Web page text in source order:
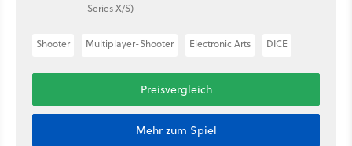
Series X/S)
Shooter Multiplayer-Shooter Electronic Arts DICE
Preisvergleich
Mehr zum Spiel